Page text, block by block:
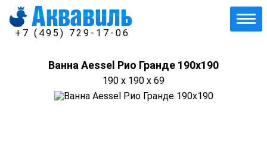
+7 (495) 729-17-06
Ванна Aessel Рио Гранде 190х190
190 x 190 x 69